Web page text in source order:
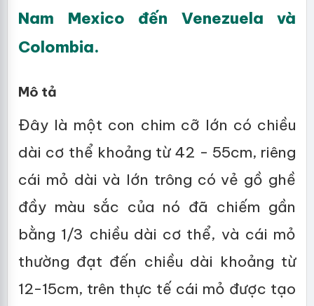
Nam Mexico đến Venezuela và
Colombia.
Mô tả
Đây là một con chim cỡ lớn có chiều
dài cơ thể khoảng từ 42 - 55cm, riêng
cái mỏ dài và lớn trông có vẻ gồ ghề
đầy màu sắc của nó đã chiếm gần
bằng 1/3 chiều dài cơ thể, và cái mỏ
thường đạt đến chiều dài khoảng từ
12-15cm, trên thực tế cái mỏ được tạo